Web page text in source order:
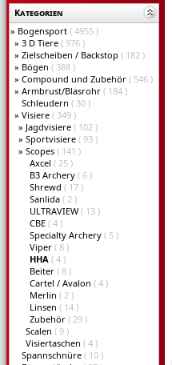
Kategorien
» Bogensport ( 4955 )
» 3 D Tiere ( 976 )
» Zielscheiben / Backstop ( 182 )
» Bögen ( 388 )
» Compound und Zubehör ( 546 )
» Armbrust/Blasrohr ( 184 )
Schleudern ( 30 )
» Visiere ( 349 )
» Jagdvisiere ( 102 )
» Sportvisiere ( 93 )
» Scopes ( 141 )
Axcel ( 25 )
B3 Archery ( 6 )
Shrewd ( 17 )
Sanlida ( 2 )
ULTRAVIEW ( 13 )
CBE ( 4 )
Specialty Archery ( 5 )
Viper ( 8 )
HHA ( 4 )
Beiter ( 8 )
Cartel / Avalon ( 4 )
Merlin ( 2 )
Linsen ( 14 )
Zubehör ( 29 )
Scalen ( 9 )
Visiertaschen ( 4 )
Spannschnüre ( 10 )